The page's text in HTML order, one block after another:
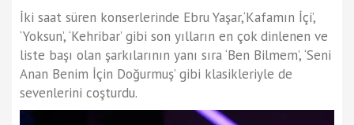
İki saat süren konserlerinde Ebru Yaşar,‘Kafamın İçi’,
‘Yoksun’, ‘Kehribar’ gibi son yılların en çok dinlenen ve
liste başı olan şarkılarının yanı sıra ‘Ben Bilmem’, ‘Seni
Anan Benim İçin Doğurmuş’ gibi klasikleriyle de
sevenlerini coşturdu.